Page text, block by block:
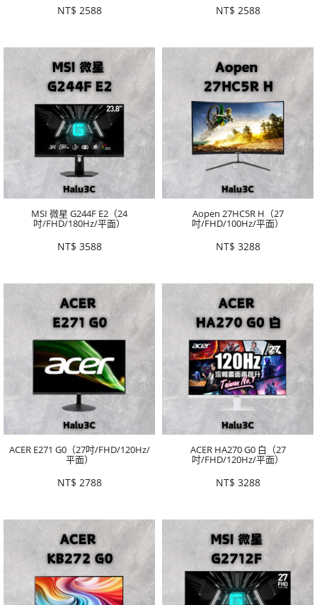
NT$ 2588 NT$ 2588
MSI 微星 G244F E2（24
吋/FHD/180Hz/平面）
NT$ 3588
Aopen 27HC5R H（27
吋/FHD/100Hz/平面）
NT$ 3288
ACER E271 G0（27吋/FHD/120Hz/
平面）
NT$ 2788
ACER HA270 G0 白（27
吋/FHD/120Hz/平面）
NT$ 3288